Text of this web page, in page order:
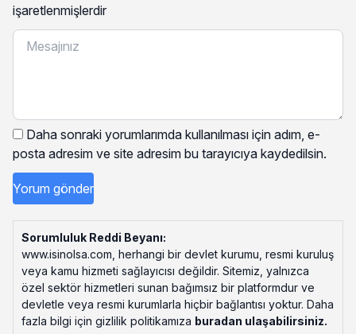
işaretlenmişlerdir
Daha sonraki yorumlarımda kullanılması için adım, e-
posta adresim ve site adresim bu tarayıcıya kaydedilsin.
Sorumluluk Reddi Beyanı:
www.isinolsa.com, herhangi bir devlet kurumu, resmi kuruluş
veya kamu hizmeti sağlayıcısı değildir. Sitemiz, yalnızca
özel sektör hizmetleri sunan bağımsız bir platformdur ve
devletle veya resmi kurumlarla hiçbir bağlantısı yoktur. Daha
fazla bilgi için gizlilik politikamıza buradan ulaşabilirsiniz.